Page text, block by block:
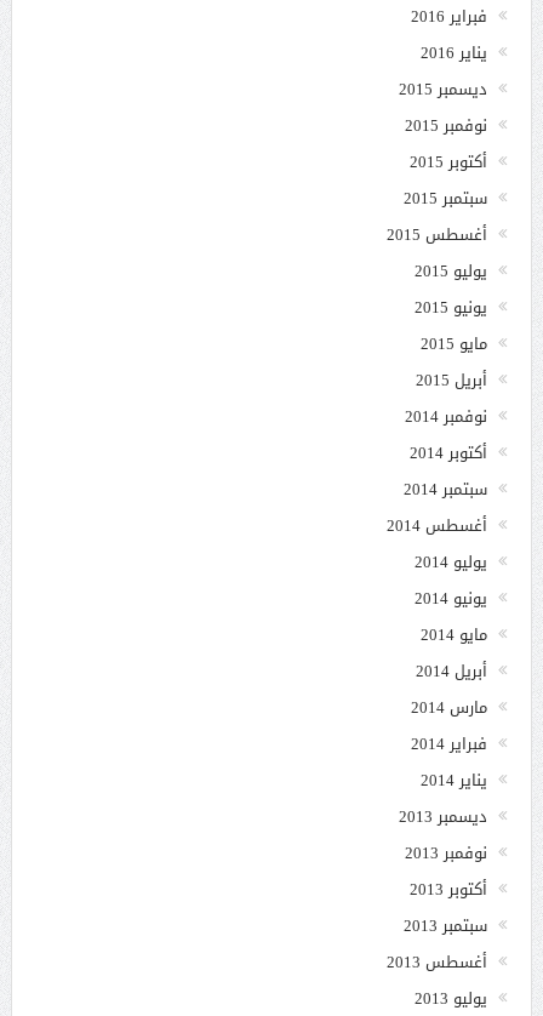
فبراير 2016
يناير 2016
ديسمبر 2015
نوفمبر 2015
أكتوبر 2015
سبتمبر 2015
أغسطس 2015
يوليو 2015
يونيو 2015
مايو 2015
أبريل 2015
نوفمبر 2014
أكتوبر 2014
سبتمبر 2014
أغسطس 2014
يوليو 2014
يونيو 2014
مايو 2014
أبريل 2014
مارس 2014
فبراير 2014
يناير 2014
ديسمبر 2013
نوفمبر 2013
أكتوبر 2013
سبتمبر 2013
أغسطس 2013
يوليو 2013